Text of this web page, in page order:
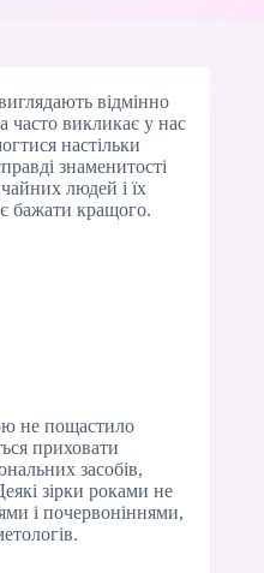
відмінно
часто викликає у нас
настільки
знаменитості
людей і їх
бажати кращого.
не пощастило
приховати
засобів,
зірки роками не
і почервоніннями,